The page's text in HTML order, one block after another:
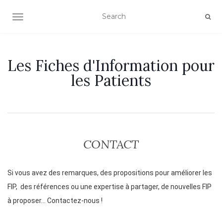
OUVRIR/FERMER LA NAVIGATION
Les Fiches d'Information pour
les Patients
CONTACT
Si vous avez des remarques, des propositions pour améliorer les
FIP, des références ou une expertise à partager, de nouvelles FIP
à proposer… Contactez-nous !